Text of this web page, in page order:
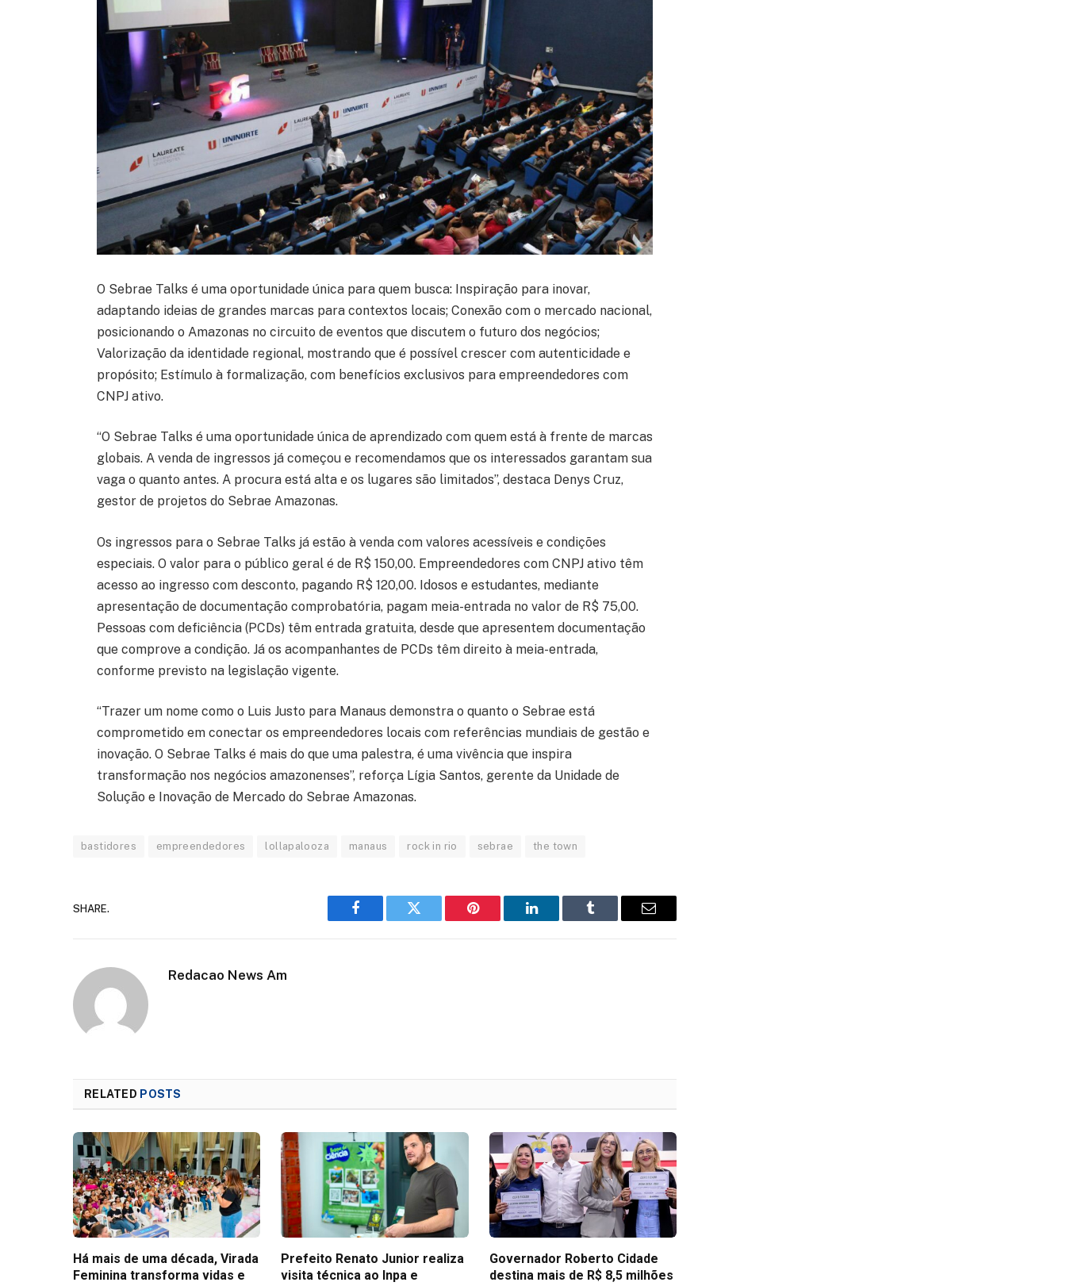
O Sebrae Talks é uma oportunidade única para quem busca: Inspiração para inovar,
adaptando ideias de grandes marcas para contextos locais; Conexão com o mercado nacional,
posicionando o Amazonas no circuito de eventos que discutem o futuro dos negócios;
Valorização da identidade regional, mostrando que é possível crescer com autenticidade e
propósito; Estímulo à formalização, com benefícios exclusivos para empreendedores com
CNPJ ativo.
“O Sebrae Talks é uma oportunidade única de aprendizado com quem está à frente de marcas
globais. A venda de ingressos já começou e recomendamos que os interessados garantam sua
vaga o quanto antes. A procura está alta e os lugares são limitados”, destaca Denys Cruz,
gestor de projetos do Sebrae Amazonas.
Os ingressos para o Sebrae Talks já estão à venda com valores acessíveis e condições
especiais. O valor para o público geral é de R$ 150,00. Empreendedores com CNPJ ativo têm
acesso ao ingresso com desconto, pagando R$ 120,00. Idosos e estudantes, mediante
apresentação de documentação comprobatória, pagam meia-entrada no valor de R$ 75,00.
Pessoas com deficiência (PCDs) têm entrada gratuita, desde que apresentem documentação
que comprove a condição. Já os acompanhantes de PCDs têm direito à meia-entrada,
conforme previsto na legislação vigente.
“Trazer um nome como o Luis Justo para Manaus demonstra o quanto o Sebrae está
comprometido em conectar os empreendedores locais com referências mundiais de gestão e
inovação. O Sebrae Talks é mais do que uma palestra, é uma vivência que inspira
transformação nos negócios amazonenses”, reforça Lígia Santos, gerente da Unidade de
Solução e Inovação de Mercado do Sebrae Amazonas.
bastidores empreendedores lollapalooza manaus rock in rio sebrae the town
SHARE.
Facebook Twitter Pinterest LinkedIn Tumblr Email
Redacao News Am
RELATED POSTS
Há mais de uma década, Virada
Feminina transforma vidas e
Prefeito Renato Junior realiza
visita técnica ao Inpa e
Governador Roberto Cidade
destina mais de R$ 8,5 milhões